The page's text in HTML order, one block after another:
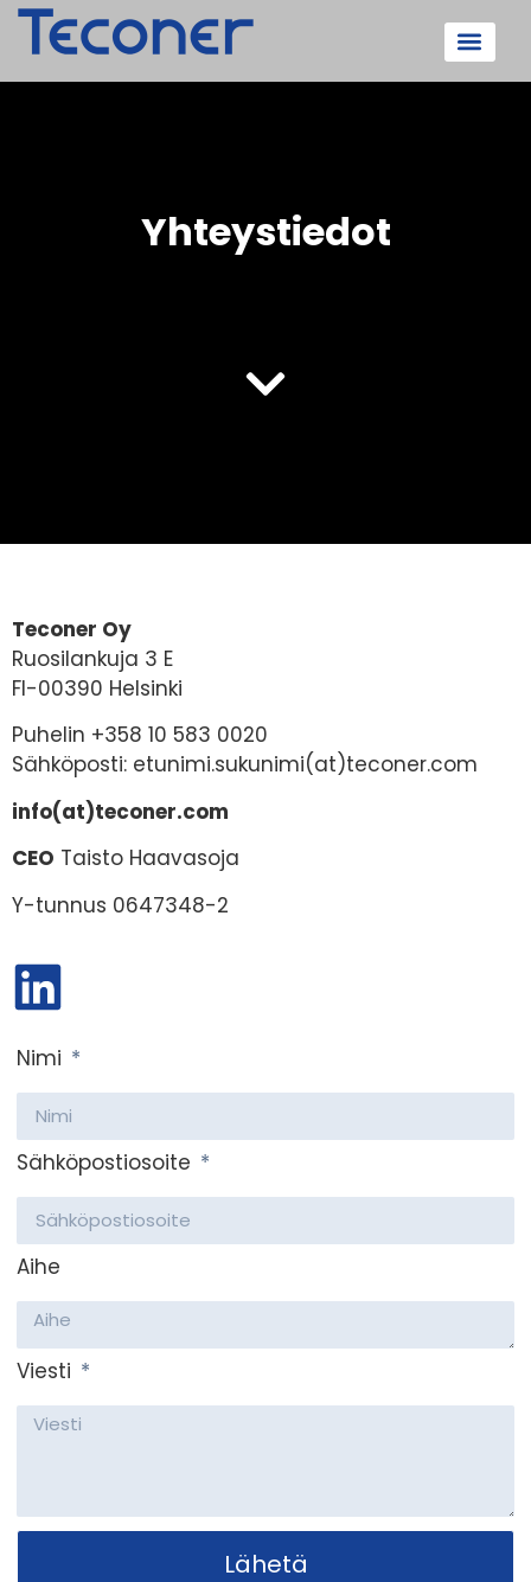
Yhteystiedot
Teconer Oy
Ruosilankuja 3 E
FI-00390 Helsinki
Puhelin +358 10 583 0020
Sähköposti: etunimi.sukunimi(at)teconer.com
info(at)teconer.com
CEO Taisto Haavasoja
Y-tunnus 0647348-2
Nimi
Sähköpostiosoite
Aihe
Viesti
Lähetä